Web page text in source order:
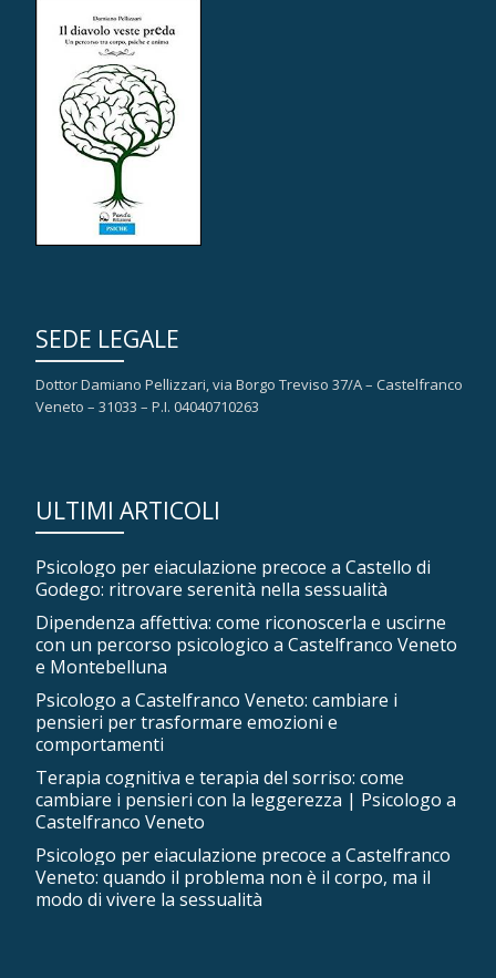
SEDE LEGALE
Dottor Damiano Pellizzari, via Borgo Treviso 37/A – Castelfranco
Veneto – 31033 – P.I. 04040710263
ULTIMI ARTICOLI
Psicologo per eiaculazione precoce a Castello di
Godego: ritrovare serenità nella sessualità
Dipendenza affettiva: come riconoscerla e uscirne
con un percorso psicologico a Castelfranco Veneto
e Montebelluna
Psicologo a Castelfranco Veneto: cambiare i
pensieri per trasformare emozioni e
comportamenti
Terapia cognitiva e terapia del sorriso: come
cambiare i pensieri con la leggerezza | Psicologo a
Castelfranco Veneto
Psicologo per eiaculazione precoce a Castelfranco
Veneto: quando il problema non è il corpo, ma il
modo di vivere la sessualità